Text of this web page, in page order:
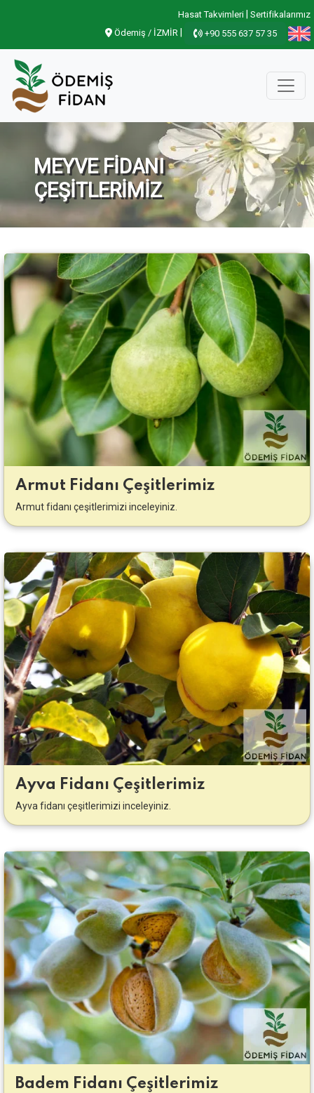
Hasat Takvimleri Sertifikalarımız
Ödemiş / İZMİR
+90 555 637 57 35
MEYVE FİDANI
ÇEŞİTLERİMİZ
Armut Fidanı Çeşitlerimiz
Armut fidanı çeşitlerimizi inceleyiniz.
Ayva Fidanı Çeşitlerimiz
Ayva fidanı çeşitlerimizi inceleyiniz.
Badem Fidanı Çeşitlerimiz